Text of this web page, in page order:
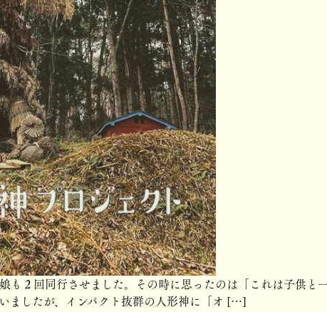
２回同行させました。その時に思ったのは「これは子供と
ましたが、インパクト抜群の人形神に「オ […]